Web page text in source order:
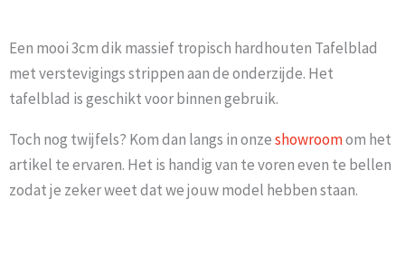
Een mooi 3cm dik massief tropisch hardhouten Tafelblad
met verstevigings strippen aan de onderzijde. Het
tafelblad is geschikt voor binnen gebruik.
Toch nog twijfels? Kom dan langs in onzeshowroomom het
artikel te ervaren. Het is handig van te voren even te bellen
zodat je zeker weet dat we jouw model hebben staan.